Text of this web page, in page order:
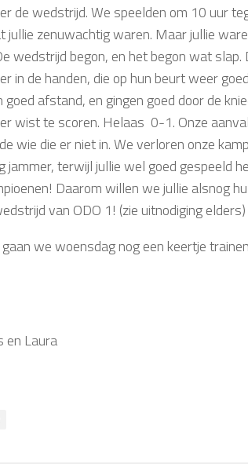
de wedstrijd. We speelden om 10 uur
jullie zenuwachtig waren. Maar jullie
wedstrijd begon, en het begon wat
in de handen, die op hun beurt weer
goed afstand, en gingen goed door de
wist te scoren. Helaas 0-1. Onze
wie die er niet in. We verloren onze
jammer, terwijl jullie wel goed gespeeld
Daarom willen we jullie alsnog
van ODO 1! (zie uitnodiging
we woensdag nog een keertje
en Laura